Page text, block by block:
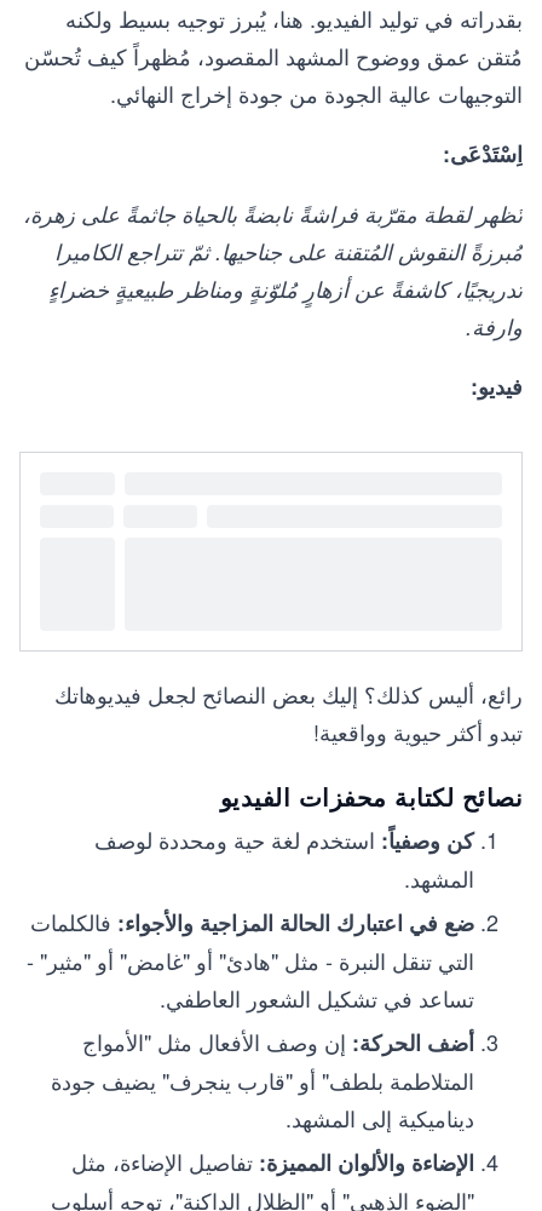
بقدراته في توليد الفيديو. هنا، يُبرز توجيه بسيط ولكنه
مُتقن عمق ووضوح المشهد المقصود، مُظهراً كيف تُحسّن
التوجيهات عالية الجودة من جودة إخراج النهائي.
اِسْتَدْعَى:
تُظهر لقطة مقرّبة فراشةً نابضةً بالحياة جاثمةً على زهرة،
مُبرزةً النقوش المُتقنة على جناحيها. ثمّ تتراجع الكاميرا
تدريجيًا، كاشفةً عن أزهارٍ مُلوّنةٍ ومناظر طبيعيةٍ خضراءٍ
وارفة.
فيديو:
رائع، أليس كذلك؟ إليك بعض النصائح لجعل فيديوهاتك
تبدو أكثر حيوية وواقعية!
نصائح لكتابة محفزات الفيديو
كن وصفياً: استخدم لغة حية ومحددة لوصف
المشهد.
ضع في اعتبارك الحالة المزاجية والأجواء: فالكلمات
التي تنقل النبرة - مثل "هادئ" أو "غامض" أو "مثير" -
تساعد في تشكيل الشعور العاطفي.
أضف الحركة: إن وصف الأفعال مثل "الأمواج
المتلاطمة بلطف" أو "قارب ينجرف" يضيف جودة
ديناميكية إلى المشهد.
الإضاءة والألوان المميزة: تفاصيل الإضاءة، مثل
"الضوء الذهبي" أو "الظلال الداكنة"، توجه أسلوب